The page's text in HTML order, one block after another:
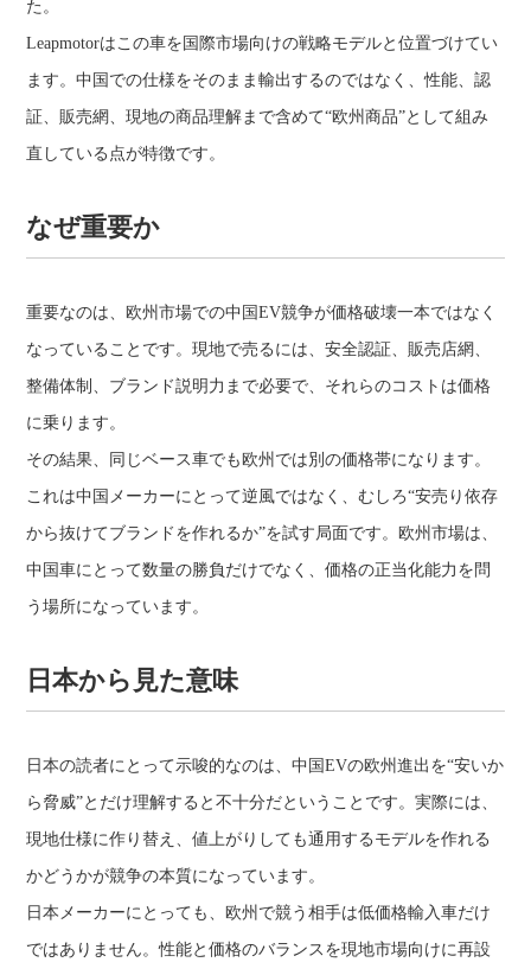
た。
Leapmotorはこの車を国際市場向けの戦略モデルと位置づけてい
ます。中国での仕様をそのまま輸出するのではなく、性能、認
証、販売網、現地の商品理解まで含めて“欧州商品”として組み
直している点が特徴です。
なぜ重要か
重要なのは、欧州市場での中国EV競争が価格破壊一本ではなく
なっていることです。現地で売るには、安全認証、販売店網、
整備体制、ブランド説明力まで必要で、それらのコストは価格
に乗ります。
その結果、同じベース車でも欧州では別の価格帯になります。
これは中国メーカーにとって逆風ではなく、むしろ“安売り依存
から抜けてブランドを作れるか”を試す局面です。欧州市場は、
中国車にとって数量の勝負だけでなく、価格の正当化能力を問
う場所になっています。
日本から見た意味
日本の読者にとって示唆的なのは、中国EVの欧州進出を“安いか
ら脅威”とだけ理解すると不十分だということです。実際には、
現地仕様に作り替え、値上がりしても通用するモデルを作れる
かどうかが競争の本質になっています。
日本メーカーにとっても、欧州で競う相手は低価格輸入車だけ
ではありません。性能と価格のバランスを現地市場向けに再設